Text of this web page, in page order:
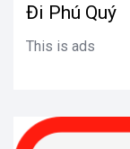
Đi Phú Quý
This is ads